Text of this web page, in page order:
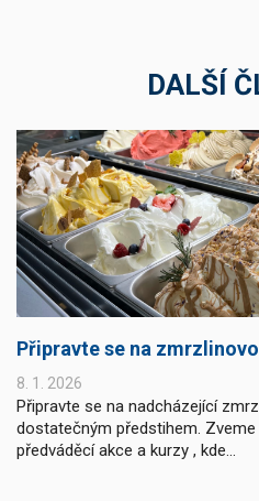
DALŠÍ
Připravte se na
8. 1. 2026
Připravte se na nadcházející
dostatečným předstihem.
předváděcí akce a kurzy , kde...